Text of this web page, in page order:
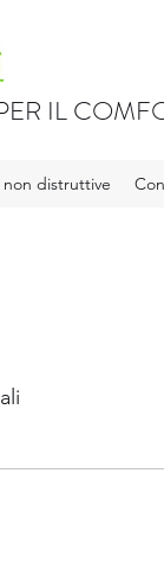
IL
non distruttive